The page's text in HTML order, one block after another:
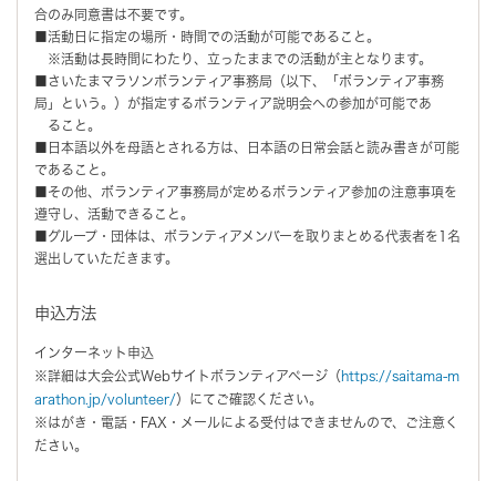
合のみ同意書は不要です。
■活動日に指定の場所・時間での活動が可能であること。
※活動は長時間にわたり、立ったままでの活動が主となります。
■さいたまマラソンボランティア事務局（以下、「ボランティア事務
局」という。）が指定するボランティア説明会への参加が可能であ
ること。
■日本語以外を母語とされる方は、日本語の日常会話と読み書きが可能
であること。
■その他、ボランティア事務局が定めるボランティア参加の注意事項を
遵守し、活動できること。
■グループ・団体は、ボランティアメンバーを取りまとめる代表者を1名
選出していただきます。
申込方法
インターネット申込
※詳細は大会公式Webサイトボランティアページ（https://saitama-m
arathon.jp/volunteer/）にてご確認ください。
※はがき・電話・FAX・メールによる受付はできませんので、ご注意く
ださい。